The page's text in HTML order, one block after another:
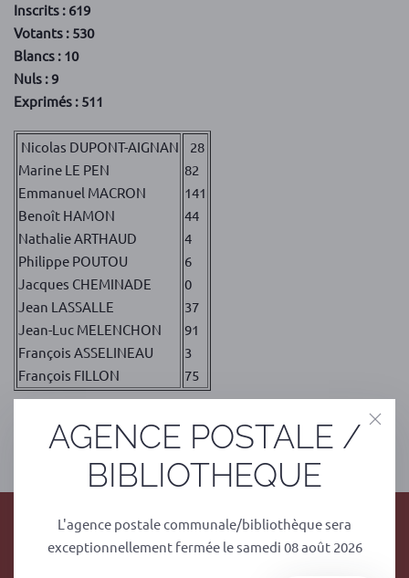
Inscrits : 619
Votants : 530
Blancs : 10
Nuls : 9
Exprimés : 511
Nicolas DUPONT-AIGNAN
Marine LE PEN
Emmanuel MACRON
Benoît HAMON
Nathalie ARTHAUD
Philippe POUTOU
Jacques CHEMINADE
Jean LASSALLE
Jean-Luc MELENCHON
François ASSELINEAU
François FILLON
28
82
141
44
4
6
0
37
91
3
75
PRÉCÉDENT SUIVANT
AGENCE POSTALE /
BIBLIOTHEQUE
L'agence postale communale/bibliothèque sera
exceptionnellement fermée le samedi 08 août 2026